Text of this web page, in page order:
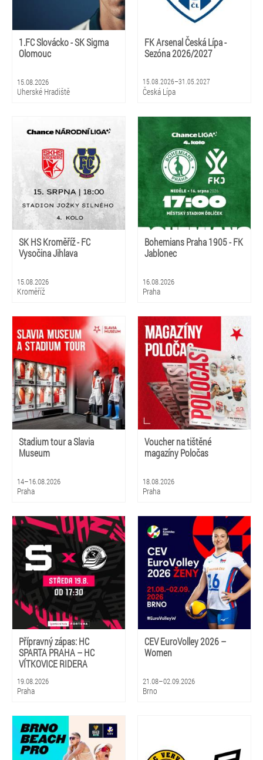
1.FC Slovácko - SK Sigma
Olomouc
15.08.2026
Uherské Hradiště
FK Arsenal Česká Lípa -
Sezóna 2026/2027
15.08.2026–31.05.2027
Česká Lípa
SK HS Kroměříž - FC
Vysočina Jihlava
15.08.2026
Kroměříž
Bohemians Praha 1905 - FK
Jablonec
16.08.2026
Praha
Stadium tour a Slavia
Museum
14–16.08.2026
Praha
Voucher na tištěné
magazíny Poločas
18.08.2026
Praha
Přípravný zápas: HC
SPARTA PRAHA – HC
VÍTKOVICE RIDERA
19.08.2026
Praha
CEV EuroVolley 2026 –
Women
21.08–02.09.2026
Brno